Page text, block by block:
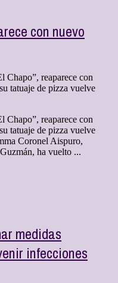
con nuevo
Chapo”, reaparece con
tatuaje de pizza vuelve
Chapo”, reaparece con
tatuaje de pizza vuelve
Coronel Aispuro,
ha vuelto ...
medidas
infecciones